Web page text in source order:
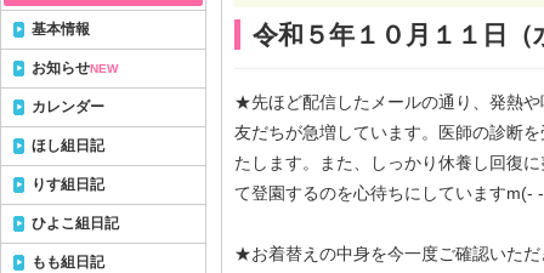
令和５年１０月１１日（
★先ほど配信したメールの通り、発熱
友だちが急増しています。医師の診断
たします。また、しっかり休養し回復
て登園するのを心待ちにしていますm(-
★お着替えの中身を今一度ご確認いた
基本情報
お知らせNEW
カレンダー
ほし組日記
りす組日記
ひよこ組日記
もも組日記